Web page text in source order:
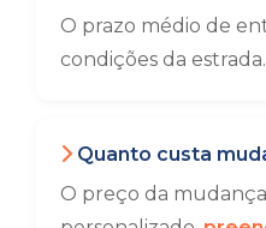
O prazo médio de
condições da
Quanto custa
O preço da